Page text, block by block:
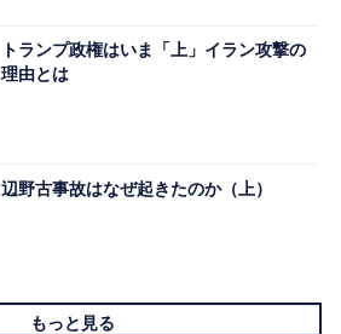
トランプ政権はいま「上」イラン攻撃の
理由とは
辺野古事故はなぜ起きたのか（上）
もっと見る